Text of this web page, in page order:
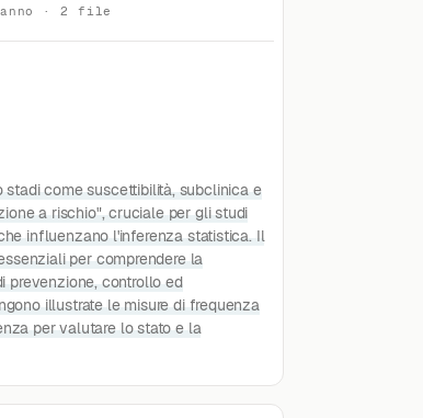
anno · 2 file
come suscettibilità, subclinica e
a rischio", cruciale per gli studi
influenzano l'inferenza statistica. Il
per comprendere la
prevenzione, controllo ed
illustrate le misure di frequenza
per valutare lo stato e la